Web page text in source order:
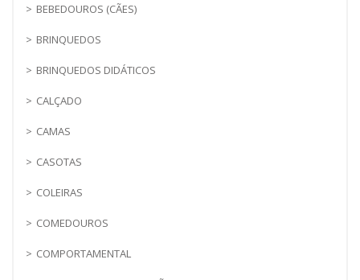
BEBEDOUROS (CÃES)
BRINQUEDOS
BRINQUEDOS DIDÁTICOS
CALÇADO
CAMAS
CASOTAS
COLEIRAS
COMEDOUROS
COMPORTAMENTAL